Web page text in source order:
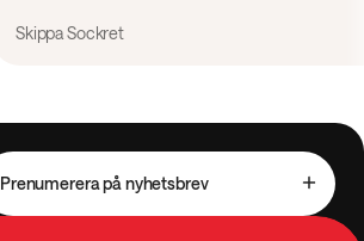
Skippa Sockret
Prenumerera på nyhetsbrev